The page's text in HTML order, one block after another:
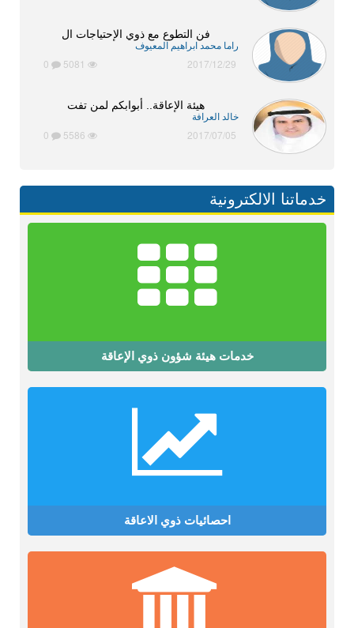
فن التطوع مع ذوي الإحتياجات ال
راما محمد ابراهيم المعيوف
2017/12/29
هيئة الإعاقة.. أبوابكم لمن تفت
خالد العرافة
2017/07/05
خدماتنا الالكترونية
خدمات هيئة شؤون ذوي الإعاقة
احصائيات ذوي الاعاقة